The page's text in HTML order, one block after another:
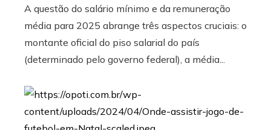
A questão do salário mínimo e da remuneração
média para 2025 abrange três aspectos cruciais: o
montante oficial do piso salarial do país
(determinado pelo governo federal), a média...